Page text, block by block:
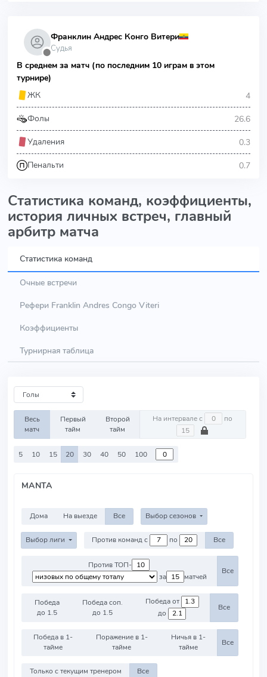
⬤
Франклин Андрес Конго Витери
Судья
В среднем за матч (по последним 10 играм в этом
турнире)
ЖК
4
Фолы 26.6
Удаления 0.3
Пенальти 0.7
Статистика команд, коэффициенты,
история личных встреч, главный
арбитр матча
Статистика команд
Очные встречи
Рефери Franklin Andres Congo Viteri
Коэффициенты
Турнирная таблица
Весь
матч
Первый
тайм
Второй
тайм
На интервале с по
5 10 15 20 30 40 50 100
MANTA
Дома На выезде Все Выбор сезонов
Выбор лиги Против команд с по Все
Против ТОП-
за
матчей
Все
Победа
до 1.5
Победа соп.
до 1.5
Победа от
до
Все
Победа в 1-
тайме
Поражение в 1-
тайме
Ничья в 1-
тайме
Все
Только с текущим тренером Все